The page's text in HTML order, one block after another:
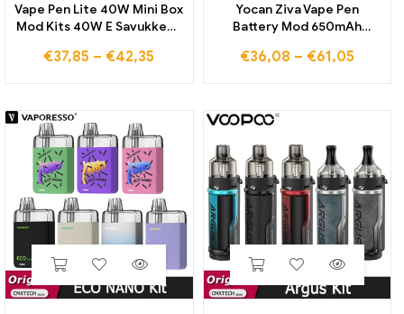
Vape Pen Lite 40W Mini Box
Mod Kits 40W E Savukkeet
Shisha Kit 2200mAh Akku
€37,85 – €42,35
Yocan Ziva Vape Pen
Battery Mod 650mAh
kynät kierteisille paksuille
€36,08 – €61,05